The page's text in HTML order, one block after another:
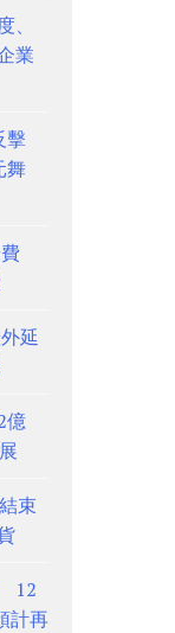
業
擊
舞
延
億
束
12
計再